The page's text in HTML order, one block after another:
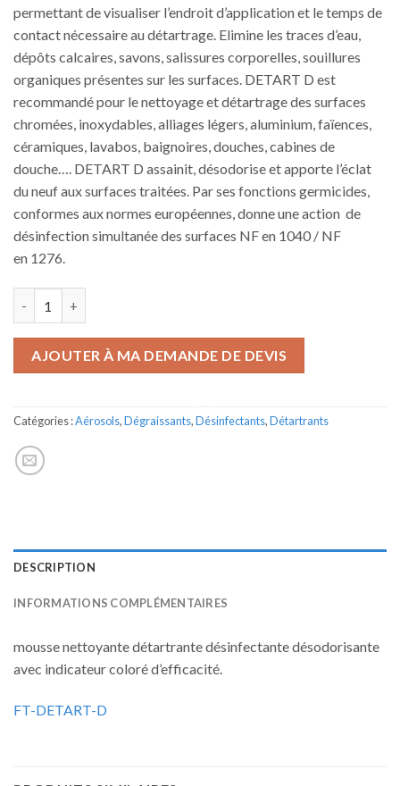
permettant de visualiser l’endroit d’application et le temps de
contact nécessaire au détartrage. Elimine les traces d’eau,
dépôts calcaires, savons, salissures corporelles, souillures
organiques présentes sur les surfaces. DETART D est
recommandé pour le nettoyage et détartrage des surfaces
chromées, inoxydables, alliages légers, aluminium, faïences,
céramiques, lavabos, baignoires, douches, cabines de
douche…. DETART D assainit, désodorise et apporte l’éclat
du neuf aux surfaces traitées. Par ses fonctions germicides,
conformes aux normes européennes, donne une action de
désinfection simultanée des surfaces NF en 1040 / NF
en 1276.
AJOUTER À MA DEMANDE DE DEVIS
Catégories :Aérosols,Dégraissants,Désinfectants,Détartrants
DESCRIPTION
INFORMATIONS COMPLÉMENTAIRES
mousse nettoyante détartrante désinfectante désodorisante
avec indicateur coloré d’efficacité.
FT-DETART-D